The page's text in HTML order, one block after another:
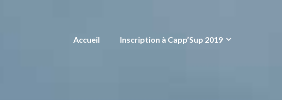
Accueil Inscription à Capp’Sup 2019